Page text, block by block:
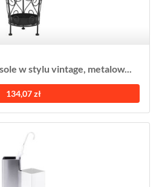
w stylu vintage, metalow...
134,07 zł